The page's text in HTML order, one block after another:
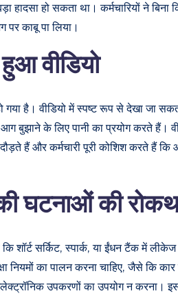
हो सकता था। कर्मचारियों ने बिना
काबू पा लिया।
वीडियो
गया है। वीडियो में स्पष्ट रूप से देखा जा
बुझाने के लिए पानी का प्रयोग करते हैं।
हैं और कर्मचारी पूरी कोशिश करते हैं
घटनाओं की
सर्किट, स्पार्क, या ईंधन टैंक में
का पालन करना चाहिए, जैसे कि
उपकरणों का उपयोग न करना।